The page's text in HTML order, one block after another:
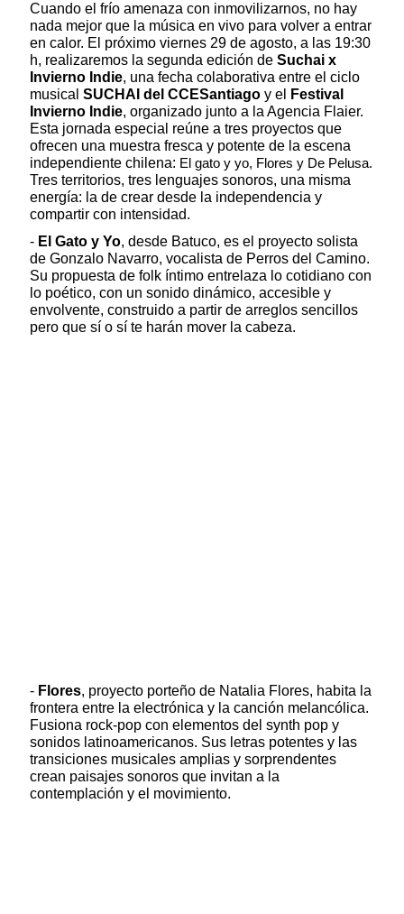
Cuando el frío amenaza con inmovilizarnos, no hay
nada mejor que la música en vivo para volver a entrar
en calor. El próximo viernes 29 de agosto, a las 19:30
h, realizaremos la segunda edición de Suchai x
Invierno Indie, una fecha colaborativa entre el ciclo
musical SUCHAI del CCESantiago y el
Festival
Invierno Indie, organizado junto a la Agencia Flaier.
Esta jornada especial reúne a tres proyectos que
ofrecen una muestra fresca y potente de la escena
independiente chilena: El gato y yo, Flores y De Pelusa.
Tres territorios, tres lenguajes sonoros, una misma
energía: la de crear desde la independencia y
compartir con intensidad.
- El Gato y Yo, desde Batuco, es el proyecto solista
de Gonzalo Navarro, vocalista de Perros del Camino.
Su propuesta de folk íntimo entrelaza lo cotidiano con
lo poético, con un sonido dinámico, accesible y
envolvente, construido a partir de arreglos sencillos
pero que sí o sí te harán mover la cabeza.
- Flores, proyecto porteño de Natalia Flores, habita la
frontera entre la electrónica y la canción melancólica.
Fusiona rock-pop con elementos del synth pop y
sonidos latinoamericanos. Sus letras potentes y las
transiciones musicales amplias y sorprendentes
crean paisajes sonoros que invitan a la
contemplación y el movimiento.